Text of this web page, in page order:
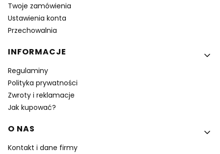
Twoje zamówienia
Ustawienia konta
Przechowalnia
INFORMACJE
Regulaminy
Polityka prywatności
Zwroty i reklamacje
Jak kupować?
O NAS
Kontakt i dane firmy